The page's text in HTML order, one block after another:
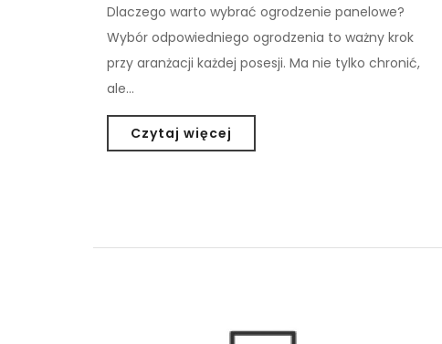
Dlaczego warto wybrać ogrodzenie panelowe?
Wybór odpowiedniego ogrodzenia to ważny krok
przy aranżacji każdej posesji. Ma nie tylko chronić,
ale…
Czytaj więcej